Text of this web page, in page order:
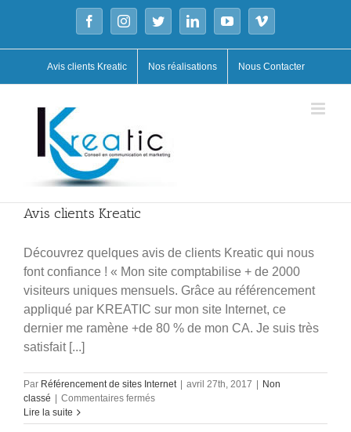
content
FacebookInstagramTwitterLinkedInYouTubeVimeo
Avis clients Kreatic Nos réalisations Nous Contacter
Avis clients Kreatic
Découvrez quelques avis de clients Kreatic qui nous
font confiance ! « Mon site comptabilise + de 2000
visiteurs uniques mensuels. Grâce au référencement
appliqué par KREATIC sur mon site Internet, ce
dernier me ramène +de 80 % de mon CA. Je suis très
satisfait [...]
Par Référencement de sites Internet avril 27th, 2017
Non
classé
Commentaires ferméssur
clients
Lire la suite